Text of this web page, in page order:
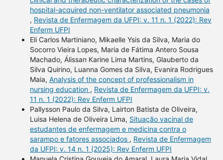
hospital-acquired non-ventilator associated pneumonia
, Revista de Enfermagem da UFPI: v. 11 n. 1 (2022): Rev
Enferm UFPI
Eli Carlos Martiniano, Mikaelle Ysis da Silva, Maria do
Socorro Vieira Lopes, Maria de Fátima Antero Sousa
Machado, Álissan Karine Lima Martins, Glauberto da
Silva Quirino, Luanna Gomes da Silva, Evanira Rodrigues
Maia, Analysis of the concept of professionalism in
nursing education , Revista de Enfermagem da UFPI: v.
11 n. 1 (2022): Rev Enferm UFPI
Pallysson Paulo da Silva, Lairton Batista de Oliveira,
Luisa Helena de Oliveira Lima, Situação vacinal de
estudantes de enfermagem e medicina contra o
sarampo e fatores associados , Revista de Enfermagem
da UFPI: v. 14 n. 1 (2025): Rev Enferm UFPI